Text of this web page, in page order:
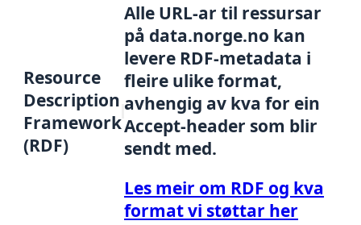
Resource
Description
Framework
(RDF)
Alle URL-ar til ressursar
på data.norge.no kan
levere RDF-metadata i
fleire ulike format,
avhengig av kva for ein
Accept-header som blir
sendt med.
Les meir om RDF og kva
format vi støttar her